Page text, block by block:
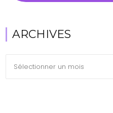
ARCHIVES